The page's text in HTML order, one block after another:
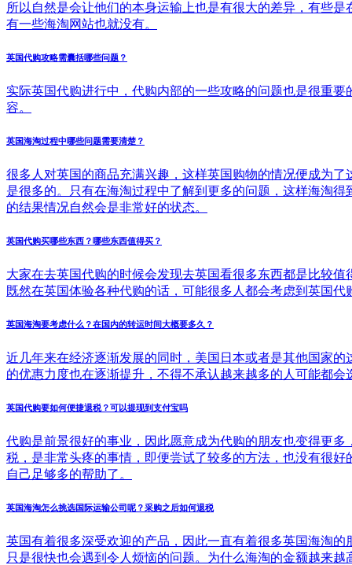
所以自然是会让他们的本身运输上也是有很大的差异，有些
有一些海淘网站也就没有。
英国代购攻略需囊括哪些问题？
实际英国代购进行中，代购内部的一些攻略的问题也是很重
容。
英国海淘过程中哪些问题需要清楚？
很多人对英国的商品充满兴趣，这样英国购物的情况便成为
是很多的。只有在海淘过程中了解到更多的问题，这样海淘
的结果情况自然会是非常好的状态。
英国代购买哪些东西？哪些东西值得买？
大家在去英国代购的时候会发现去英国看很多东西都是比较
既然在英国体验各种代购的话，可能很多人都会考虑到英国
英国海淘要考虑什么？在国内的转运时间大概要多久？
近几年来在经济逐渐发展的同时，美国日本或者是其他国家
的优惠力度也在逐渐提升，不得不承认越来越多的人可能都
英国代购要如何便捷退税？可以提现到支付宝吗
代购是前景很好的事业，因此愿意成为代购的朋友也变得更
税，是非常头疼的事情，即便尝试了较多的方法，也没有很
自己足够多的帮助了。
英国海淘怎么挑选国际运输公司呢？采购之后如何退税
英国有着很多深受欢迎的产品，因此一直有着很多英国海淘
只是很快也会遇到令人烦恼的问题。为什么海淘的金额越来